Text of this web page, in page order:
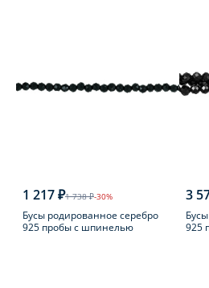
1 217 ₽1 738 ₽-30%
Бусы родированное серебро
925 пробы с шпинелью
3
Бусы родированное серебро
925